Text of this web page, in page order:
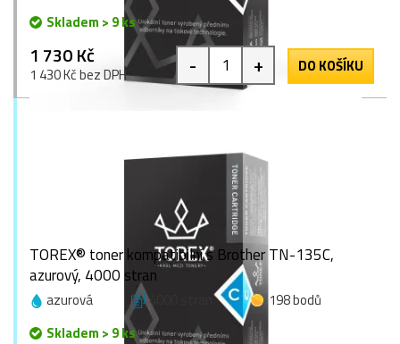
Skladem > 9 ks
1 730 Kč
1 430 Kč bez DPH - + DO KOŠÍKU
TOREX® toner kompatibilní s Brother TN-135C,
azurový, 4000 stran
azurová 4000 stran
198 bodů
Skladem > 9 ks